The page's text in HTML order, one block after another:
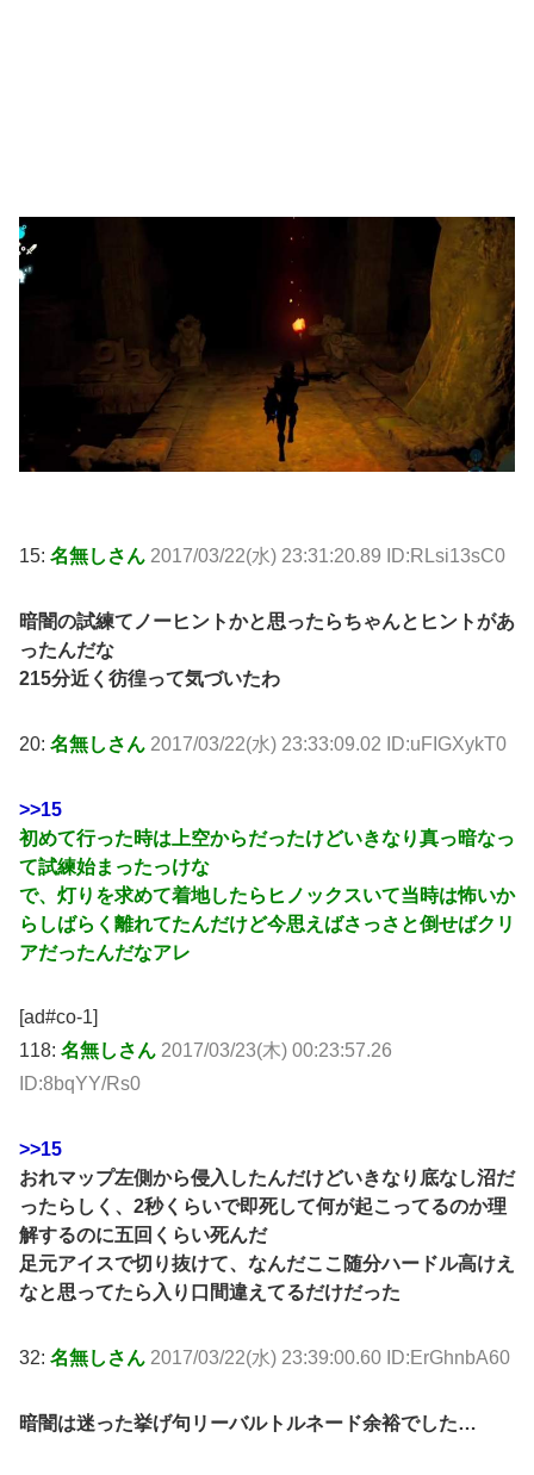
15: 名無しさん 2017/03/22(水) 23:31:20.89 ID:RLsi13sC0
暗闇の試練てノーヒントかと思ったらちゃんとヒントがあ
ったんだな
215分近く彷徨って気づいたわ
20: 名無しさん 2017/03/22(水) 23:33:09.02 ID:uFIGXykT0
>>15
初めて行った時は上空からだったけどいきなり真っ暗なっ
て試練始まったっけな
で、灯りを求めて着地したらヒノックスいて当時は怖いか
らしばらく離れてたんだけど今思えばさっさと倒せばクリ
アだったんだなアレ
[ad#co-1]
118: 名無しさん 2017/03/23(木) 00:23:57.26
ID:8bqYY/Rs0
>>15
おれマップ左側から侵入したんだけどいきなり底なし沼だ
ったらしく、2秒くらいで即死して何が起こってるのか理
解するのに五回くらい死んだ
足元アイスで切り抜けて、なんだここ随分ハードル高けえ
なと思ってたら入り口間違えてるだけだった
32: 名無しさん 2017/03/22(水) 23:39:00.60 ID:ErGhnbA60
暗闇は迷った挙げ句リーバルトルネード余裕でした…